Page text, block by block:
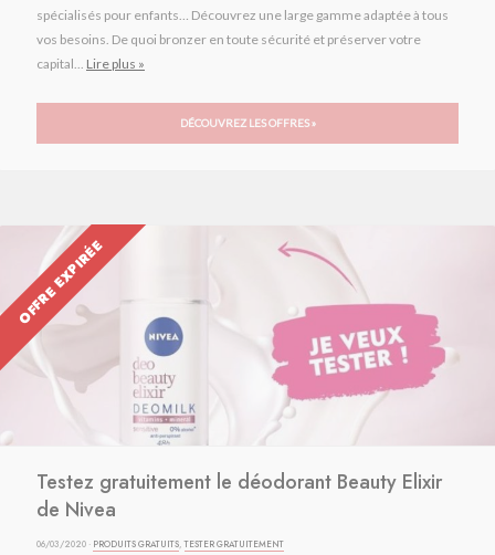
spécialisés pour enfants… Découvrez une large gamme adaptée à tous
vos besoins. De quoi bronzer en toute sécurité et préserver votre
capital... Lire plus »
DÉCOUVREZ LES OFFRES »
OFFRE EXPIRÉE
Testez gratuitement le déodorant Beauty Elixir
de Nivea
06/03/2020 · PRODUITS GRATUITS,TESTER GRATUITEMENT